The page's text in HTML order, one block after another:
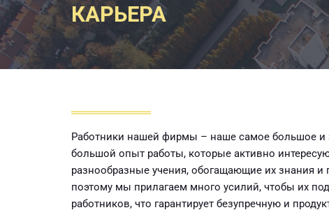
КАРЬЕРА
Работники нашей фирмы – наше самое большое и
большой опыт работы, которые активно
разнообразные учения, обогащающие их знания
поэтому мы прилагаем много усилий, чтобы их
работников, что гарантирует безупречную и